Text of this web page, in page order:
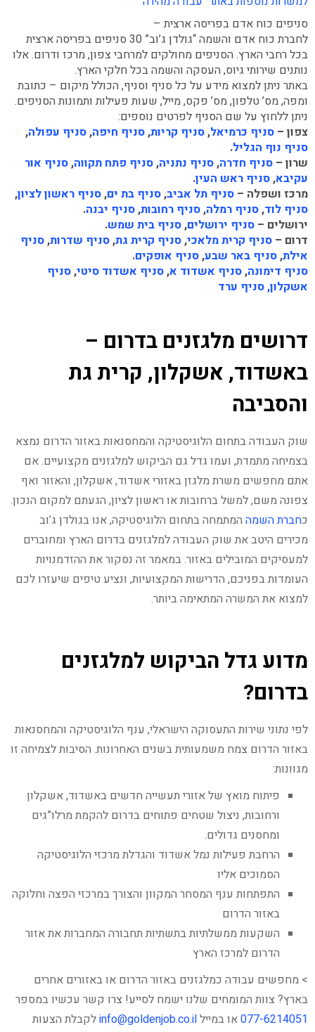
סניפים כוח אדם בפריסה ארצית –
לחברת כוח אדם והשמה “גולדן ג’וב” 30 סניפים בפריסה ארצית
בכל רחבי הארץ. הסניפים מחולקים למרחבי צפון, מרכז ודרום. אלו
נותנים שירותי גיוס, העסקה והשמה בכל חלקי הארץ.
באתר ניתן למצוא מידע על כל סניף וסניף, הכולל מיקום – כתובת
ומפה, מס’ טלפון, מס’ פקס, מייל, שעות פעילות ותמונות הסניפים.
ניתן ללחוץ על שם הסניף לפרטים נוספים:
צפון – סניף כרמיאל, סניף קריות, סניף חיפה, סניף עפולה,
סניף נוף הגליל.
שרון – סניף חדרה, סניף נתניה, סניף פתח תקווה, סניף אור
עקיבא, סניף ראש העין.
מרכז ושפלה – סניף תל אביב, סניף בת ים, סניף ראשון לציון,
סניף לוד, סניף רמלה, סניף רחובות, סניף יבנה.
ירושלים – סניף ירושלים, סניף בית שמש.
דרום – סניף קרית מלאכי, סניף קרית גת, סניף שדרות, סניף
אילת, סניף באר שבע, סניף אופקים.
סניף דימונה, סניף אשדוד א, סניף אשדוד סיטי, סניף
אשקלון, סניף ערד
דרושים מלגזנים בדרום –
באשדוד, אשקלון, קרית גת
והסביבה
שוק העבודה בתחום הלוגיסטיקה והמחסנאות באזור הדרום נמצא
בצמיחה מתמדת, ועמו גדל גם הביקוש למלגזנים מקצועיים. אם
אתם מחפשים משרת מלגזן באזורי אשדוד, אשקלון, והאזור ואף
צפונה משם, למשל ברחובות או ראשון לציון, הגעתם למקום הנכון.
כחברת השמה המתמחה בתחום הלוגיסטיקה, אנו בגולדן ג’וב
מכירים היטב את שוק העבודה למלגזנים בדרום הארץ ומחוברים
למעסיקים המובילים באזור. במאמר זה נסקור את ההזדמנויות
העומדות בפניכם, הדרישות המקצועיות, ונציע טיפים שיעזרו לכם
למצוא את המשרה המתאימה ביותר.
מדוע גדל הביקוש למלגזנים
בדרום?
לפי נתוני שירות התעסוקה הישראלי, ענף הלוגיסטיקה והמחסנאות
באזור הדרום צמח משמעותית בשנים האחרונות. הסיבות לצמיחה זו
מגוונות:
פיתוח מואץ של אזורי תעשייה חדשים באשדוד, אשקלון
ורחובות, ניצול שטחים פתוחים בדרום להקמת מרלו”גים
ומחסנים גדולים.
הרחבת פעילות נמל אשדוד והגדלת מרכזי הלוגיסטיקה
הסמוכים אליו
התפתחות ענף המסחר המקוון והצורך במרכזי הפצה וחלוקה
באזור הדרום
השקעות ממשלתיות בתשתיות תחבורה המחברות את אזור
הדרום למרכז הארץ
> מחפשים עבודה כמלגזנים באזור הדרום או באזורים אחרים
בארץ? צוות המומחים שלנו ישמח לסייע! צרו קשר עכשיו במספר
077-6214051או במיילinfo@goldenjob.co.ilלקבלת הצעות